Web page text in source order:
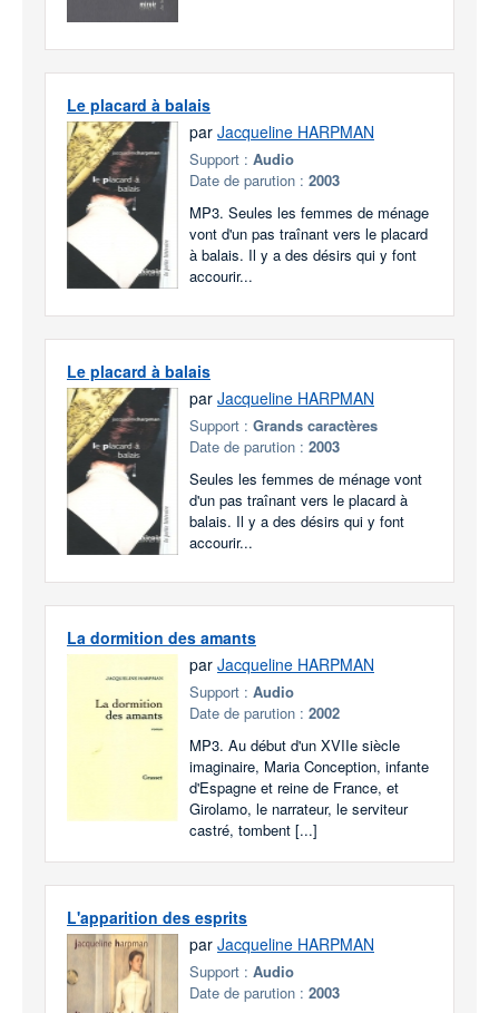
Le placard à balais
par Jacqueline HARPMAN
Support : Audio
Date de parution : 2003
MP3. Seules les femmes de ménage
vont d'un pas traînant vers le placard
à balais. Il y a des désirs qui y font
accourir...
Le placard à balais
par Jacqueline HARPMAN
Support : Grands caractères
Date de parution : 2003
Seules les femmes de ménage vont
d'un pas traînant vers le placard à
balais. Il y a des désirs qui y font
accourir...
La dormition des amants
par Jacqueline HARPMAN
Support : Audio
Date de parution : 2002
MP3. Au début d'un XVIIe siècle
imaginaire, Maria Conception, infante
d'Espagne et reine de France, et
Girolamo, le narrateur, le serviteur
castré, tombent [...]
L'apparition des esprits
par Jacqueline HARPMAN
Support : Audio
Date de parution : 2003